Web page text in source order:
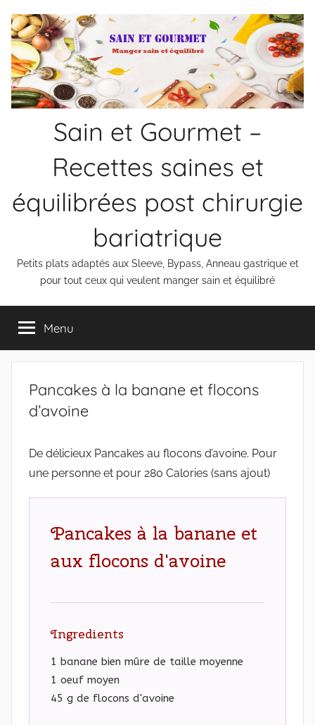
au
contenu
Sain et Gourmet –
Recettes saines et
équilibrées post chirurgie
bariatrique
Petits plats adaptés aux Sleeve, Bypass, Anneau gastrique et
pour tout ceux qui veulent manger sain et équilibré
Menu
Pancakes à la banane et flocons
d’avoine
De délicieux Pancakes au flocons d’avoine. Pour
une personne et pour 280 Calories (sans ajout)
Pancakes à la banane et
aux flocons d'avoine
Ingredients
1 banane bien mûre de taille moyenne
1 oeuf moyen
45 g de flocons d'avoine